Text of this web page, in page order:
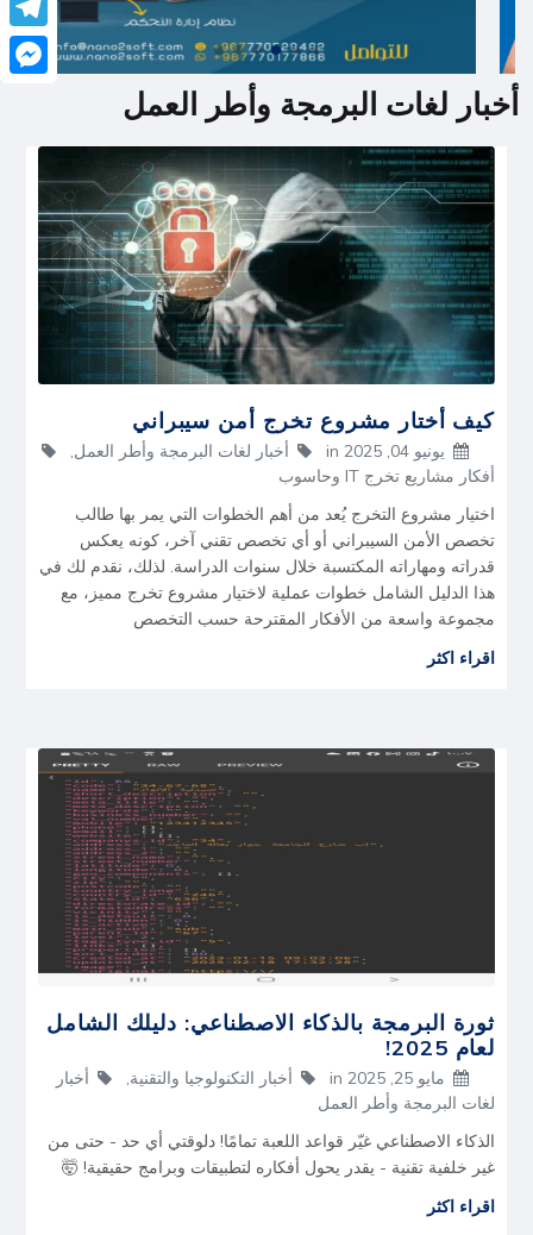
أخبار لغات البرمجة وأطر العمل
كيف أختار مشروع تخرج أمن سيبراني
يونيو 04, 2025 in أخبار لغات البرمجة وأطر العمل,
أفكار مشاريع تخرج IT وحاسوب
اختيار مشروع التخرج يُعد من أهم الخطوات التي يمر بها طالب
تخصص الأمن السيبراني أو أي تخصص تقني آخر، كونه يعكس
قدراته ومهاراته المكتسبة خلال سنوات الدراسة. لذلك، نقدم لك في
هذا الدليل الشامل خطوات عملية لاختيار مشروع تخرج مميز، مع
مجموعة واسعة من الأفكار المقترحة حسب التخصص
اقراء اكثر
ثورة البرمجة بالذكاء الاصطناعي: دليلك الشامل
لعام 2025!
مايو 25, 2025 in أخبار التكنولوجيا والتقنية,
أخبار
لغات البرمجة وأطر العمل
الذكاء الاصطناعي غيّر قواعد اللعبة تمامًا! دلوقتي أي حد - حتى من
غير خلفية تقنية - يقدر يحول أفكاره لتطبيقات وبرامج حقيقية! 🤯
اقراء اكثر